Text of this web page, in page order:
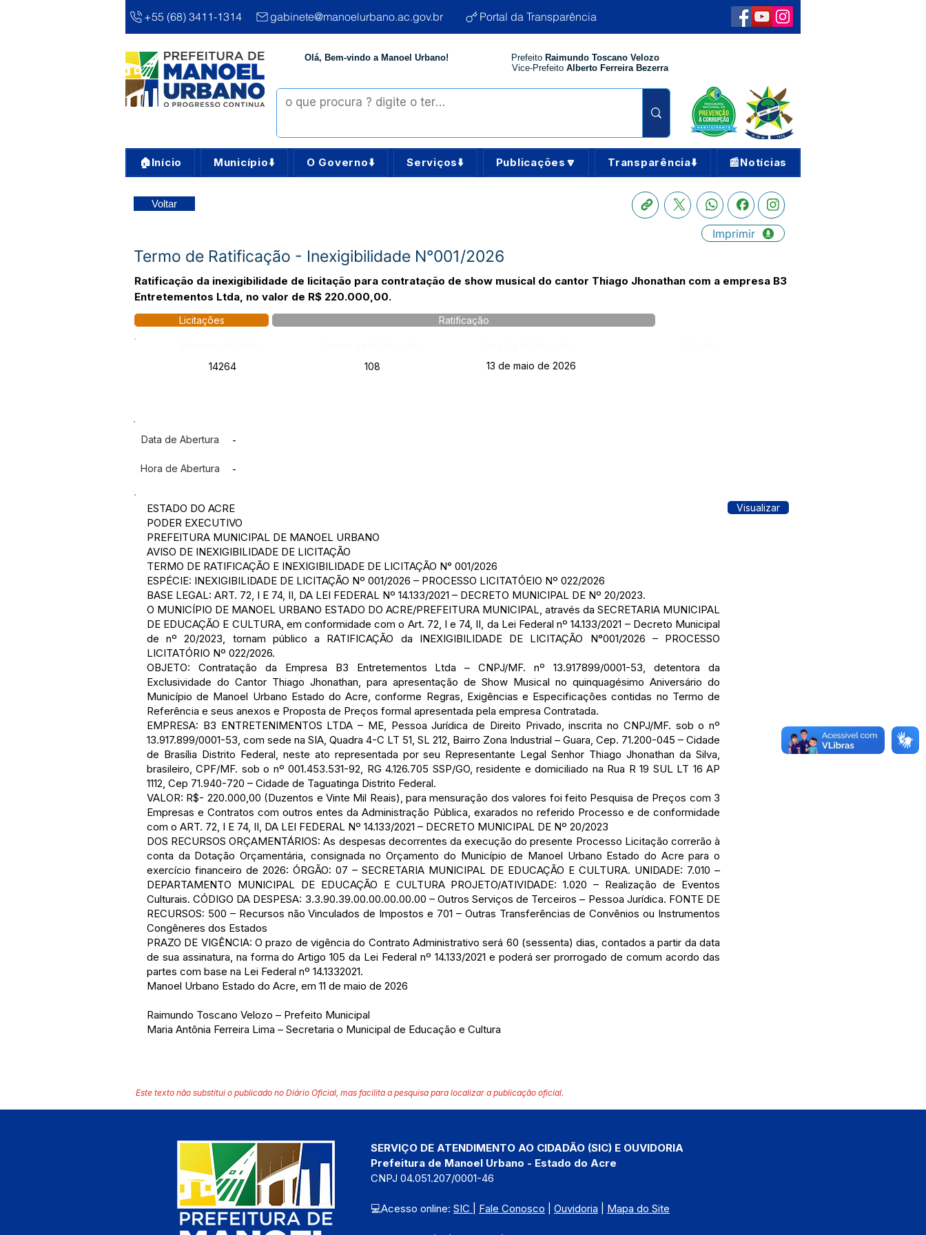
+55 (68) 3411-1314 gabinete@manoelurbano.ac.gov.br Portal da Transparência
Olá, Bem-vindo a Manoel Urbano! Prefeito Raimundo Toscano Velozo
Vice-Prefeito Alberto Ferreira Bezerra
🏠Início Município⬇️ O Governo⬇️ Serviços⬇️ Publicações🔽 Transparência⬇️ 📰Notícias
Voltar
Imprimir
Termo de Ratificação - Inexigibilidade N°001/2026
Ratificação da inexigibilidade de licitação para contratação de show musical do cantor Thiago Jhonathan com a empresa B3
Entretementos Ltda, no valor de R$ 220.000,00.
Licitações Ratificação
14264
108 13 de maio de 2026
Data de Abertura -
Hora de Abertura -
ESTADO DO ACRE
PODER EXECUTIVO
PREFEITURA MUNICIPAL DE MANOEL URBANO
AVISO DE INEXIGIBILIDADE DE LICITAÇÃO
TERMO DE RATIFICAÇÃO E INEXIGIBILIDADE DE LICITAÇÃO N° 001/2026
ESPÉCIE: INEXIGIBILIDADE DE LICITAÇÃO Nº 001/2026 – PROCESSO LICITATÓEIO Nº 022/2026
BASE LEGAL: ART. 72, I E 74, II, DA LEI FEDERAL Nº 14.133/2021 – DECRETO MUNICIPAL DE Nº 20/2023.
O MUNICÍPIO DE MANOEL URBANO ESTADO DO ACRE/PREFEITURA MUNICIPAL, através da SECRETARIA MUNICIPAL
DE EDUCAÇÃO E CULTURA, em conformidade com o Art. 72, I e 74, II, da Lei Federal nº 14.133/2021 – Decreto Municipal
de nº 20/2023, tornam público a RATIFICAÇÃO da INEXIGIBILIDADE DE LICITAÇÃO N°001/2026 – PROCESSO
LICITATÓRIO Nº 022/2026.
OBJETO: Contratação da Empresa B3 Entretementos Ltda – CNPJ/MF. nº 13.917899/0001-53, detentora da
Exclusividade do Cantor Thiago Jhonathan, para apresentação de Show Musical no quinquagésimo Aniversário do
Município de Manoel Urbano Estado do Acre, conforme Regras, Exigências e Especificações contidas no Termo de
Referência e seus anexos e Proposta de Preços formal apresentada pela empresa Contratada.
EMPRESA: B3 ENTRETENIMENTOS LTDA – ME, Pessoa Jurídica de Direito Privado, inscrita no CNPJ/MF. sob o nº
13.917.899/0001-53, com sede na SIA, Quadra 4-C LT 51, SL 212, Bairro Zona Industrial – Guara, Cep. 71.200-045 – Cidade
de Brasília Distrito Federal, neste ato representada por seu Representante Legal Senhor Thiago Jhonathan da Silva,
brasileiro, CPF/MF. sob o nº 001.453.531-92, RG 4.126.705 SSP/GO, residente e domiciliado na Rua R 19 SUL LT 16 AP
1112, Cep 71.940-720 – Cidade de Taguatinga Distrito Federal.
VALOR: R$- 220.000,00 (Duzentos e Vinte Mil Reais), para mensuração dos valores foi feito Pesquisa de Preços com 3
Empresas e Contratos com outros entes da Administração Pública, exarados no referido Processo e de conformidade
com o ART. 72, I E 74, II, DA LEI FEDERAL Nº 14.133/2021 – DECRETO MUNICIPAL DE Nº 20/2023
DOS RECURSOS ORÇAMENTÁRIOS: As despesas decorrentes da execução do presente Processo Licitação correrão à
conta da Dotação Orçamentária, consignada no Orçamento do Município de Manoel Urbano Estado do Acre para o
exercício financeiro de 2026: ÓRGÃO: 07 – SECRETARIA MUNICIPAL DE EDUCAÇÃO E CULTURA. UNIDADE: 7.010 –
DEPARTAMENTO MUNICIPAL DE EDUCAÇÃO E CULTURA PROJETO/ATIVIDADE: 1.020 – Realização de Eventos
Culturais. CÓDIGO DA DESPESA: 3.3.90.39.00.00.00.00.00 – Outros Serviços de Terceiros – Pessoa Jurídica. FONTE DE
RECURSOS: 500 – Recursos não Vinculados de Impostos e 701 – Outras Transferências de Convênios ou Instrumentos
Congêneres dos Estados
PRAZO DE VIGÊNCIA: O prazo de vigência do Contrato Administrativo será 60 (sessenta) dias, contados a partir da data
de sua assinatura, na forma do Artigo 105 da Lei Federal nº 14.133/2021 e poderá ser prorrogado de comum acordo das
partes com base na Lei Federal nº 14.1332021.
Manoel Urbano Estado do Acre, em 11 de maio de 2026
Raimundo Toscano Velozo – Prefeito Municipal
Maria Antônia Ferreira Lima – Secretaria o Municipal de Educação e Cultura
Visualizar
Este texto não substitui o publicado no Diário Oficial, mas facilita a pesquisa para localizar a publicação oficial.
SERVIÇO DE ATENDIMENTO AO CIDADÃO (SIC) E OUVIDORIA
Prefeitura de Manoel Urbano - Estado do Acre
CNPJ 04.051.207/0001-46
💻Acesso online: SIC Fale Conosco Ouvidoria Mapa do Site